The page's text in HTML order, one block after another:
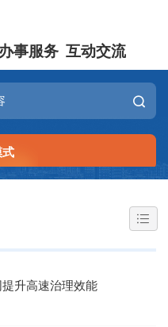
办事服务 互动交流
式
升高速治理效能